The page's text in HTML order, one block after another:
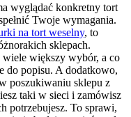
wyglądać konkretny tort
Twoje wymagania.
na tort weselny, to
sklepach.
większy wybór, a co
do popisu. A dodatkowo,
poszukiwaniu sklepu z
taki w sieci i zamówisz
potrzebujesz. To sprawi,